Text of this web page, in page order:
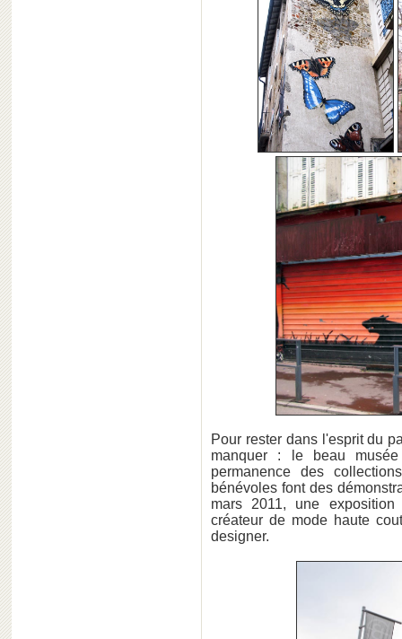
Pour rester dans l'esprit du
manquer : le beau
permanence des
bénévoles font des
mars 2011, une
créateur de mode haute
designer.